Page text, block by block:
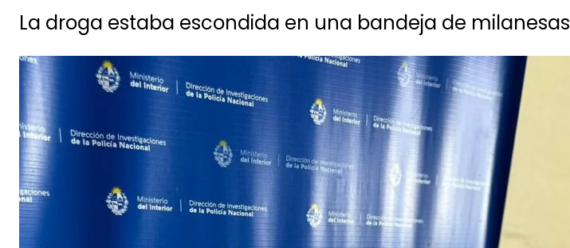
La droga estaba escondida en una bandeja de milanesas